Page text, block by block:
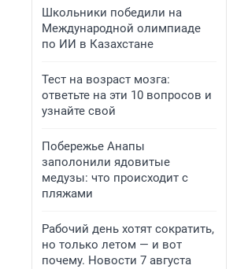
Школьники победили на
Международной олимпиаде
по ИИ в Казахстане
Тест на возраст мозга:
ответьте на эти 10 вопросов и
узнайте свой
Побережье Анапы
заполонили ядовитые
медузы: что происходит с
пляжами
Рабочий день хотят сократить,
но только летом — и вот
почему. Новости 7 августа